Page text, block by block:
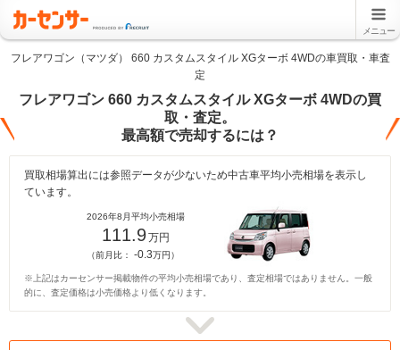
メニュー
フレアワゴン（マツダ） 660 カスタムスタイル XGターボ 4WDの車買取・車査
定
フレアワゴン 660 カスタムスタイル XGターボ 4WDの買
取・査定。
最高額で売却するには？
買取相場算出には参照データが少ないため中古車平均小売相場を表示し
ています。
2026年8月平均小売相場
111.9万円
（前月比： -0.3万円）
※上記はカーセンサー掲載物件の平均小売相場であり、査定相場ではありません。一般
的に、査定価格は小売価格より低くなります。